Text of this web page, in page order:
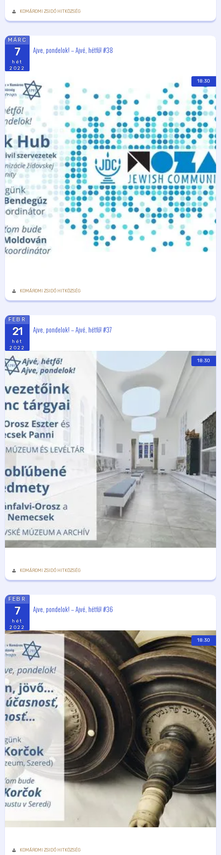
KOMÁROMI ZSIDÓ HITKÖZSÉG
MÁRC
7
hét
2022
Ajve, pondelok! – Ajvé, hétfő! #38
18:30
KOMÁROMI ZSIDÓ HITKÖZSÉG
FEBR
21
hét
2022
Ajve, pondelok! – Ajvé, hétfő! #37
18:30
KOMÁROMI ZSIDÓ HITKÖZSÉG
FEBR
7
hét
2022
Ajve, pondelok! – Ajvé, hétfő! #36
18:30
KOMÁROMI ZSIDÓ HITKÖZSÉG